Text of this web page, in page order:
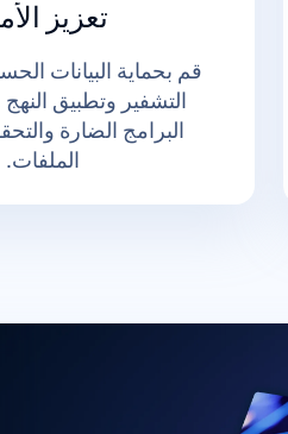
تعزيز
قم بحماية البيانات
التشفير وتطبيق
البرامج الضارة
الملفات.